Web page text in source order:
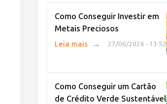
Como Conseguir Investir em
Metais Preciosos
27/06/2026 - 13:52
Leia mais →
Como Conseguir um Cartão
de Crédito Verde Sustentável